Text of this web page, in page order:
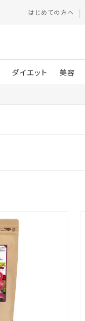
はじめての方へ
ダイエット 美容